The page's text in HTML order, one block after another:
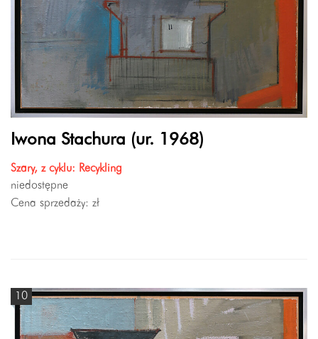
Iwona Stachura (ur. 1968)
Szary, z cyklu: Recykling
niedostępne
Cena sprzedaży: zł
10